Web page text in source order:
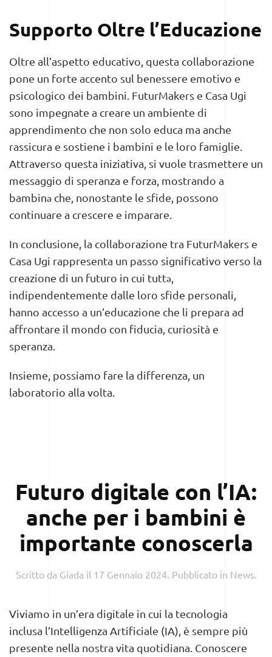
Supporto Oltre l’Educazione
Oltre all’aspetto educativo, questa collaborazione
pone un forte accento sul benessere emotivo e
psicologico dei bambini. FuturMakers e Casa Ugi
sono impegnate a creare un ambiente di
apprendimento che non solo educa ma anche
rassicura e sostiene i bambini e le loro famiglie.
Attraverso questa iniziativa, si vuole trasmettere un
messaggio di speranza e forza, mostrando a
bambinə che, nonostante le sfide, possono
continuare a crescere e imparare.
In conclusione, la collaborazione tra FuturMakers e
Casa Ugi rappresenta un passo significativo verso la
creazione di un futuro in cui tuttə,
indipendentemente dalle loro sfide personali,
hanno accesso a un’educazione che li prepara ad
affrontare il mondo con fiducia, curiosità e
speranza.
Insieme, possiamo fare la differenza, un
laboratorio alla volta.
Futuro digitale con l’IA:
anche per i bambini è
importante conoscerla
Scritto da Giada il 17 Gennaio 2024. Pubblicato in News.
Viviamo in un’era digitale in cui la tecnologia
inclusa l’Intelligenza Artificiale (IA), è sempre più
presente nella nostra vita quotidiana. Conoscere